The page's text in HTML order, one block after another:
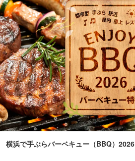
横浜で手ぶらバーベキュー（BBQ）2026